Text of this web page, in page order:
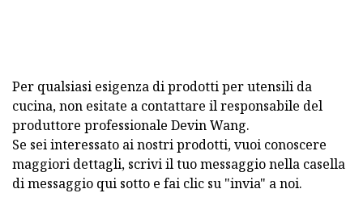
Per qualsiasi esigenza di prodotti per utensili da
cucina, non esitate a contattare il responsabile del
produttore professionale Devin Wang.
Se sei interessato ai nostri prodotti, vuoi conoscere
maggiori dettagli, scrivi il tuo messaggio nella casella
di messaggio qui sotto e fai clic su "invia" a noi.